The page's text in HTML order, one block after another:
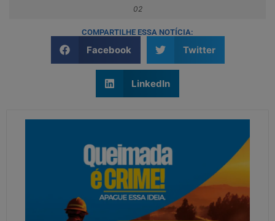
02
COMPARTILHE ESSA NOTÍCIA:
Facebook Twitter
LinkedIn